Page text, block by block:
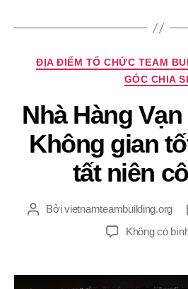
mục
ĐỊA ĐIỂM TỔ CHỨC TEAM
GÓC CHIA
Nhà Hàng
Không gian
tất niên
TácBởivietnamteambuilding.org
Không có